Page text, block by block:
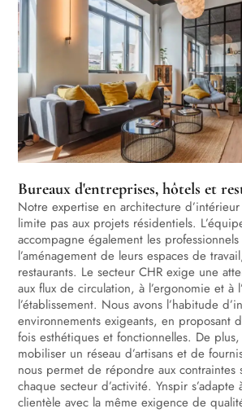
Bureaux d'entreprises, hôtels et
Notre expertise en architecture
limite pas aux projets résidentiels.
accompagne également les
l’aménagement de leurs espaces de
restaurants. Le secteur CHR exige une
aux flux de circulation, à l’ergonomie et à
l’établissement. Nous avons l’habitude
environnements exigeants, en proposant
fois esthétiques et fonctionnelles. De
mobiliser un réseau d’artisans et de
nous permet de répondre aux contraintes
chaque secteur d’activité. Ynspir
clientèle avec la même exigence de